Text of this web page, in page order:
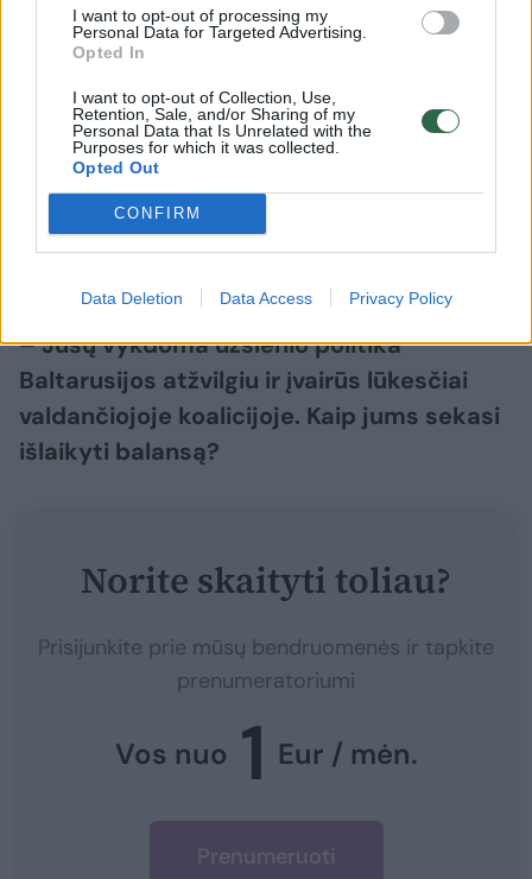
I want to opt-out of processing my
Personal Data for Targeted Advertising.
Opted In
I want to opt-out of Collection, Use,
Retention, Sale, and/or Sharing of my
Personal Data that Is Unrelated with the
Purposes for which it was collected.
Opted Out
CONFIRM
Data Deletion Data Access Privacy Policy
pozicijoje. Galbūt aš turėčiau dar daugiau
argumentų, kad aš galiu būti naudingesnis
kažkur kitur, bet man tai rūpi. Jeigu mes per šį
laikotarpį išgyvensime visas turbulencijas,
pasieksime tvarų taikos susitarimą Ukrainoje,
galbūt ir kažkuo visai kitu matysiu, kad
reikalas yra užsiimti. Galbūt prioritetai
– Jūsų vykdoma užsienio politika
Baltarusijos atžvilgiu ir įvairūs lūkesčiai
valdančiojoje koalicijoje. Kaip jums sekasi
išlaikyti balansą?
Norite skaityti toliau?
Prisijunkite prie mūsų bendruomenės ir tapkite
prenumeratoriumi
Vos nuo 1 Eur / mėn.
Prenumeruoti